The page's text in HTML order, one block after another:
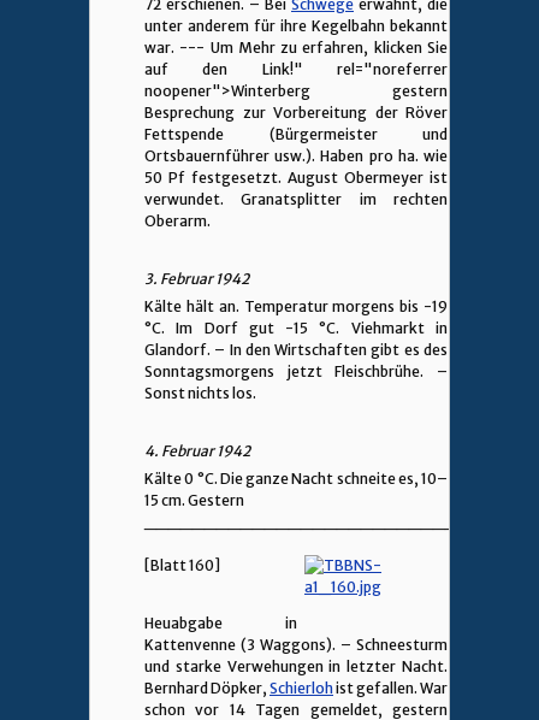
72 erschienen. – Bei Schwege erwähnt, die
unter anderem für ihre Kegelbahn bekannt
war. --- Um Mehr zu erfahren, klicken Sie
auf den Link!" rel="noreferrer
noopener">Winterberg gestern
Besprechung zur Vorbereitung der Röver
Fettspende (Bürgermeister und
Ortsbauernführer usw.). Haben pro ha. wie
50 Pf festgesetzt. August Obermeyer ist
verwundet. Granatsplitter im rechten
Oberarm.
3. Februar 1942
Kälte hält an. Temperatur morgens bis -19
°C. Im Dorf gut -15 °C. Viehmarkt in
Glandorf. – In den Wirtschaften gibt es des
Sonntagsmorgens jetzt Fleischbrühe. –
Sonst nichts los.
4. Februar 1942
Kälte 0 °C. Die ganze Nacht schneite es, 10–
15 cm. Gestern
[Blatt 160]
Heuabgabe in
Kattenvenne (3 Waggons). – Schneesturm
und starke Verwehungen in letzter Nacht.
Bernhard Döpker, Schierlohist gefallen. War
schon vor 14 Tagen gemeldet, gestern